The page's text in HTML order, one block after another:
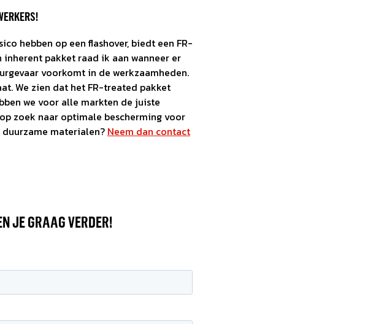
hebben op een flashover, biedt een FR-
pakket raad ik aan wanneer er
voorkomt in de werkzaamheden.
We zien dat het FR-treated pakket
we voor alle markten de juiste
zoek naar optimale bescherming voor
materialen? Neem dan contact
JE GRAAG VERDER!